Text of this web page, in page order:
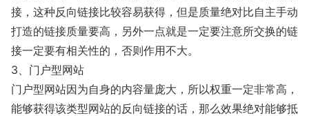
接，这种反向链接比较容易获得，但是质量绝对比自主手动
打造的链接质量要高，另外一点就是一定要注意所交换的链
接一定要有相关性的，否则作用不大。
3、门户型网站
门户型网站因为自身的内容量庞大，所以权重一定非常高，
能够获得该类型网站的反向链接的话，那么效果绝对能够抵